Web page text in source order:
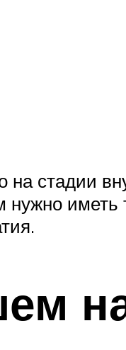
стадии
иметь